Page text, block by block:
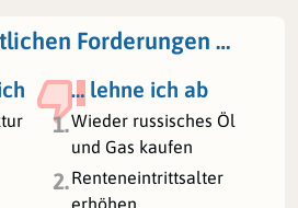
Forderungen …
… lehne ich ab
1.Wieder russisches Öl
und Gas kaufen
2.Renteneintrittsalter
erhöhen